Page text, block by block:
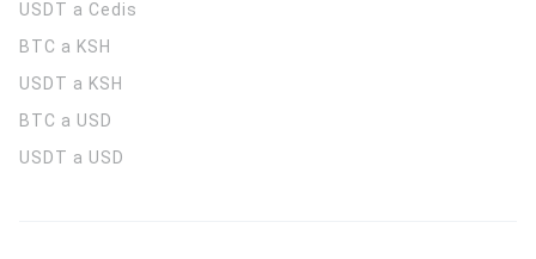
USDT a Cedis
BTC a KSH
USDT a KSH
BTC a USD
USDT a USD